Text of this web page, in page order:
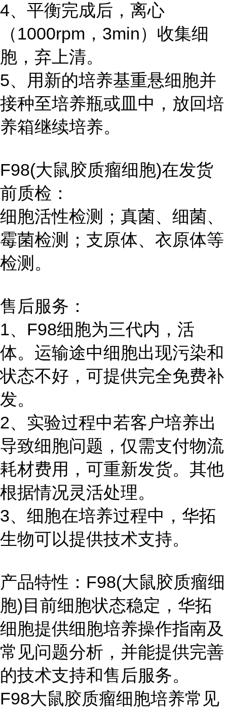
4、平衡完成后，离心
（1000rpm，3min）收集细
胞，弃上清。
5、用新的培养基重悬细胞并
接种至培养瓶或皿中，放回培
养箱继续培养。
F98(大鼠胶质瘤细胞)在发货
前质检：
细胞活性检测；真菌、细菌、
霉菌检测；支原体、衣原体等
检测。
售后服务：
1、F98细胞为三代内，活
体。运输途中细胞出现污染和
状态不好，可提供完全免费补
发。
2、实验过程中若客户培养出
导致细胞问题，仅需支付物流
耗材费用，可重新发货。其他
根据情况灵活处理。
3、细胞在培养过程中，华拓
生物可以提供技术支持。
产品特性：F98(大鼠胶质瘤细
胞)目前细胞状态稳定，华拓
细胞提供细胞培养操作指南及
常见问题分析，并能提供完善
的技术支持和售后服务。
F98大鼠胶质瘤细胞培养常见